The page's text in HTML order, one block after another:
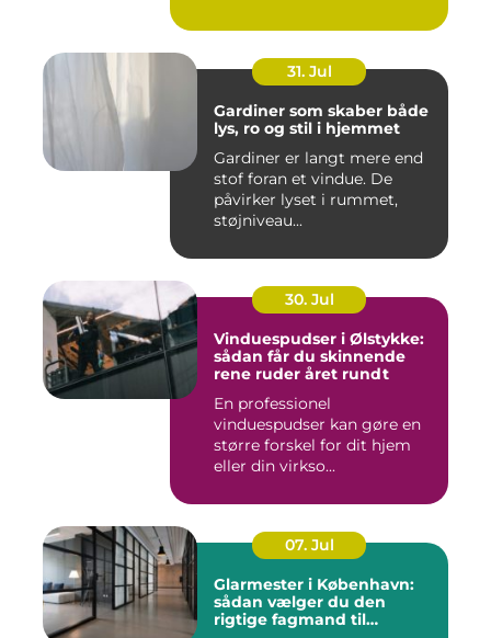
31. Jul
Gardiner som skaber både
lys, ro og stil i hjemmet
Gardiner er langt mere end
stof foran et vindue. De
påvirker lyset i rummet,
støjniveau...
30. Jul
Vinduespudser i Ølstykke:
sådan får du skinnende
rene ruder året rundt
En professionel
vinduespudser kan gøre en
større forskel for dit hjem
eller din virkso...
07. Jul
Glarmester i København:
sådan vælger du den
rigtige fagmand til